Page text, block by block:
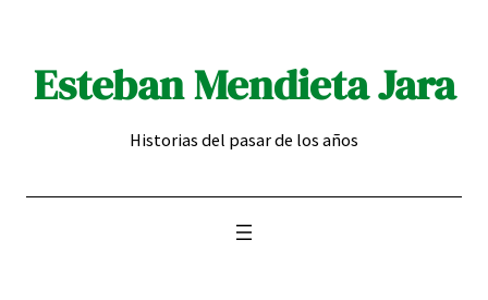
contenidoEsteban Mendieta Jara
Historias del pasar de los años